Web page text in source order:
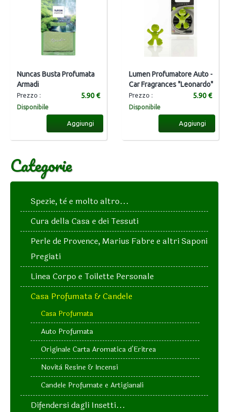
Nuncas Busta Profumata
Armadi
Prezzo : 5.90 €
Disponibile
Aggiungi
Lumen Profumatore Auto -
Car Fragrances "Leonardo"
Prezzo : 5.90 €
Disponibile
Aggiungi
Categorie
Spezie, tè e molto altro...
Cura della Casa e dei Tessuti
Perle de Provence, Marius Fabre e altri Saponi
Pregiati
Linea Corpo e Toilette Personale
Casa Profumata & Candele
Casa Profumata
Auto Profumata
Originale Carta Aromatica d'Eritrea
Novità Resine & Incensi
Candele Profumate e Artigianali
Difendersi dagli Insetti...